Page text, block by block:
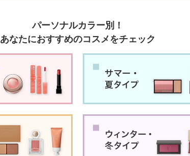
パーソナルカラー別！
あなたにおすすめのコスメをチェック